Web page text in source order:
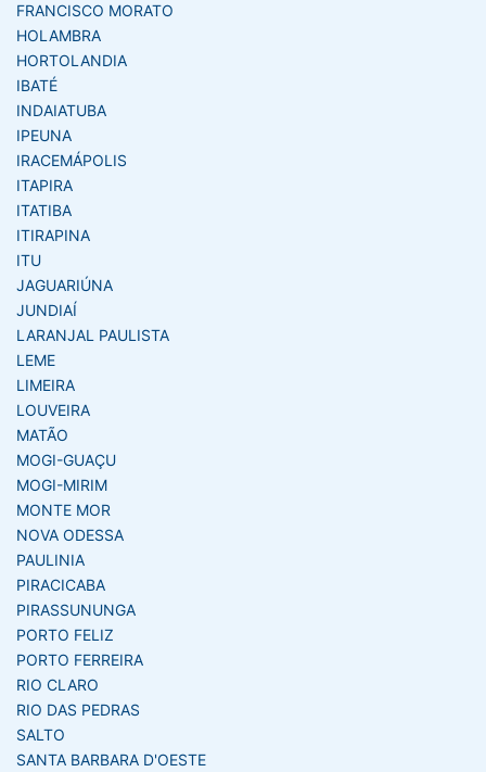
FRANCISCO MORATO
HOLAMBRA
HORTOLANDIA
IBATÉ
INDAIATUBA
IPEUNA
IRACEMÁPOLIS
ITAPIRA
ITATIBA
ITIRAPINA
ITU
JAGUARIÚNA
JUNDIAÍ
LARANJAL PAULISTA
LEME
LIMEIRA
LOUVEIRA
MATÃO
MOGI-GUAÇU
MOGI-MIRIM
MONTE MOR
NOVA ODESSA
PAULINIA
PIRACICABA
PIRASSUNUNGA
PORTO FELIZ
PORTO FERREIRA
RIO CLARO
RIO DAS PEDRAS
SALTO
SANTA BARBARA D'OESTE